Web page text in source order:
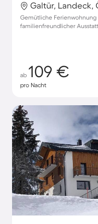
Galtür, Landeck,
Gemütliche Ferienwohnung
familienfreundlicher
ab 109 €
pro Nacht